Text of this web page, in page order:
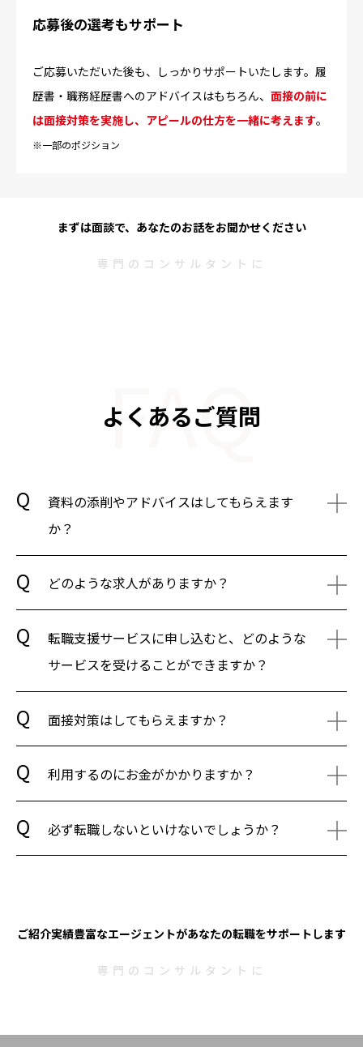
応募後の選考もサポート
ご応募いただいた後も、しっかりサポートいたします。履
歴書・職務経歴書へのアドバイスはもちろん、 面接の前に
は面接対策を実施し、アピールの仕方を一緒に考えます。
※一部のポジション
まずは面談で、あなたのお話をお聞かせください
専門のコンサルタントに
FAQ
よくあるご質問
資料の添削やアドバイスはしてもらえます
か？
どのような求人がありますか？
転職支援サービスに申し込むと、どのような
サービスを受けることができますか？
面接対策はしてもらえますか？
利用するのにお金がかかりますか？
必ず転職しないといけないでしょうか？
ご紹介実績豊富なエージェントがあなたの転職をサポートします
専門のコンサルタントに